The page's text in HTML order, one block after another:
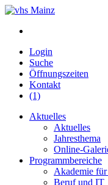
Login
Suche
Öffnungszeiten
Kontakt
(1)
Aktuelles
Aktuelles
Jahresthema
Online-
Programmbereiche
Akademie
Beruf und IT